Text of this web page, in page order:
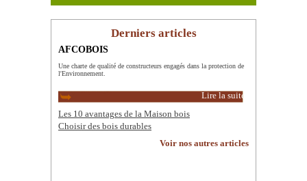
Derniers articles
AFCOBOIS
Une charte de qualité de constructeurs engagés dans la protection de
l'Environnement.
Lire la suite
Les 10 avantages de la Maison bois
Choisir des bois durables
Voir nos autres articles